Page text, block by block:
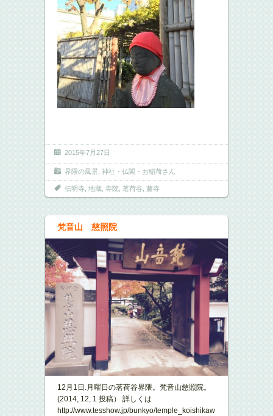
2015年7月27日
界隈の風景 神社・仏閣・お稲荷さん
伝明寺 地蔵 寺院 茗荷谷 藤寺
梵音山 慈照院
12月1日.月曜日の茗荷谷界隈。梵音山慈照院。
(2014, 12, 1 投稿） 詳しくは
http://www.tesshow.jp/bunkyo/temple_koishikaw